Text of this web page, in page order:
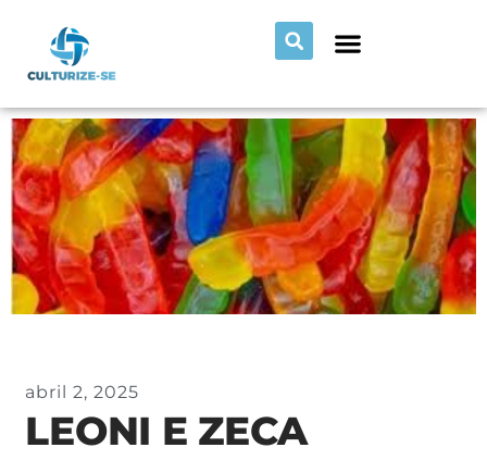
abril 2, 2025
LEONI E ZECA